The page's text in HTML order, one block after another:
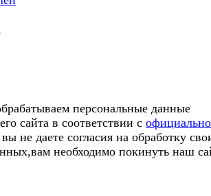
персональные данные
сайта в соответствии с
не даете согласия на обработку
необходимо покинуть наш